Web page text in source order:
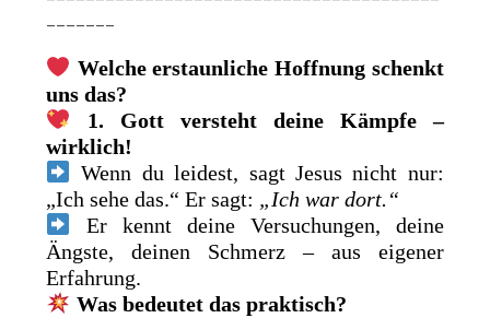
Welche erstaunliche Hoffnung schenkt
uns das?
1. Gott versteht deine Kämpfe –
wirklich!
Wenn du leidest, sagt Jesus nicht nur:
„Ich sehe das.“ Er sagt: „Ich war dort.“
Er kennt deine Versuchungen, deine
Ängste, deinen Schmerz – aus eigener
Erfahrung.
Was bedeutet das praktisch?